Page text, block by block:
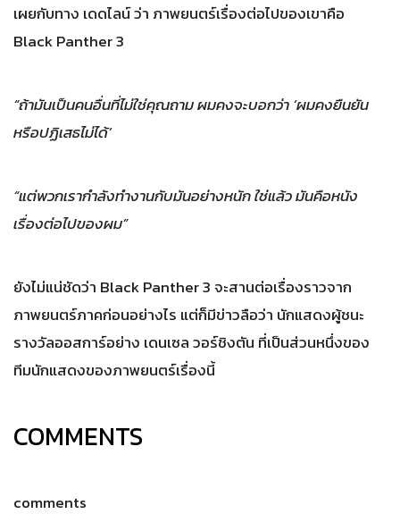
เผยกับทาง เดดไลน์ ว่า ภาพยนตร์เรื่องต่อไปของเขาคือ
Black Panther 3
“ถ้ามันเป็นคนอื่นที่ไม่ใช่คุณถาม ผมคงจะบอกว่า ‘ผมคงยืนยัน
หรือปฏิเสธไม่ได้’
“แต่พวกเรากำลังทำงานกับมันอย่างหนัก ใช่แล้ว มันคือหนัง
เรื่องต่อไปของผม”
ยังไม่แน่ชัดว่า Black Panther 3 จะสานต่อเรื่องราวจาก
ภาพยนตร์ภาคก่อนอย่างไร แต่ก็มีข่าวลือว่า นักแสดงผู้ชนะ
รางวัลออสการ์อย่าง เดนเซล วอร์ชิงตัน ที่เป็นส่วนหนึ่งของ
ทีมนักแสดงของภาพยนตร์เรื่องนี้
COMMENTS
comments